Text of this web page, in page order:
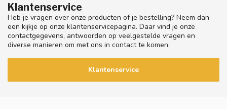
Klantenservice
Heb je vragen over onze producten of je bestelling? Neem dan
een kijkje op onze klantenservicepagina. Daar vind je onze
contactgegevens, antwoorden op veelgestelde vragen en
diverse manieren om met ons in contact te komen.
Klantenservice